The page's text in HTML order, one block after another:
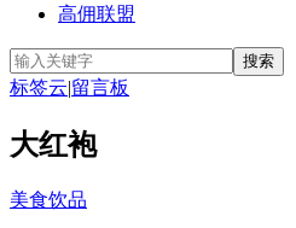
高佣联盟
标签云|留言板
大红袍
美食饮品